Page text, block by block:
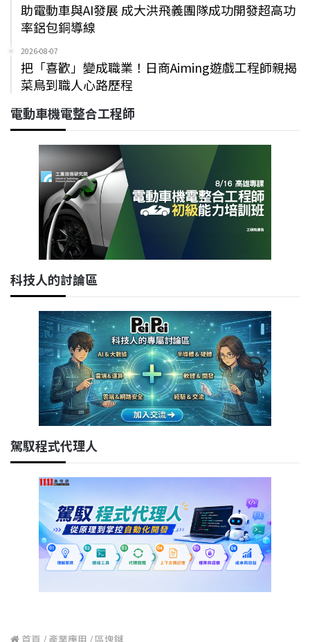
助電動車與AI發展 成大洪飛義團隊成功開發超高功
率鋁包銅導線
2026-08-07
把「喜歡」變成職業！日商Aiming遊戲工程師親揭
菜鳥到職人心路歷程
電動車機電整合工程師
科技人的討論區
駕馭程式代理人